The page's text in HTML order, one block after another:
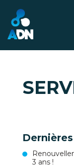
3 ans !